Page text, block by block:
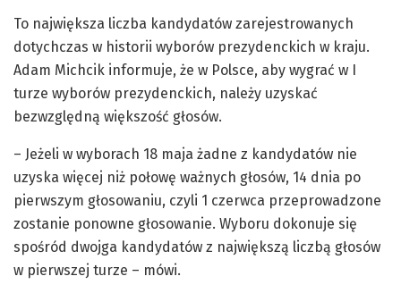
To największa liczba kandydatów zarejestrowanych
dotychczas w historii wyborów prezydenckich w kraju.
Adam Michcik informuje, że w Polsce, aby wygrać w I
turze wyborów prezydenckich, należy uzyskać
bezwzględną większość głosów.
– Jeżeli w wyborach 18 maja żadne z kandydatów nie
uzyska więcej niż połowę ważnych głosów, 14 dnia po
pierwszym głosowaniu, czyli 1 czerwca przeprowadzone
zostanie ponowne głosowanie. Wyboru dokonuje się
spośród dwojga kandydatów z największą liczbą głosów
w pierwszej turze – mówi.